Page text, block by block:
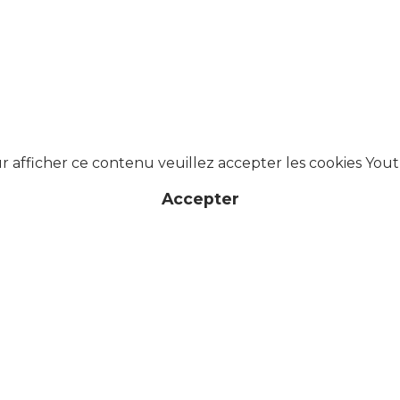
afficher ce contenu veuillez accepter les cookies
Accepter